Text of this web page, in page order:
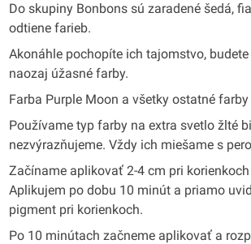
Do skupiny Bonbons sú zaradené šedá,
odtiene farieb.
Akonáhle pochopíte ich tajomstvo,
naozaj úžasné farby.
Farba Purple Moon a všetky ostatné
Používame typ farby na extra svetlo žlté
nezvýrazňujeme. Vždy ich miešame s
Začíname aplikovať 2-4 cm pri
Aplikujem po dobu 10 minút a priamo
pigment pri korienkoch.
Po 10 minútach začneme aplikovať a